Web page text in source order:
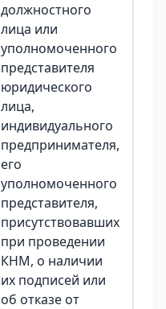
должностного
лица или
уполномоченного
представителя
юридического
лица,
индивидуального
предпринимателя,
его
уполномоченного
представителя,
присутствовавших
при проведении
КНМ, о наличии
их подписей или
об отказе от